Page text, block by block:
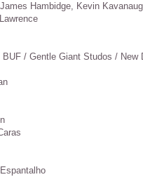
Hambidge, Kevin
BUF / Gentle Giant Studos / New